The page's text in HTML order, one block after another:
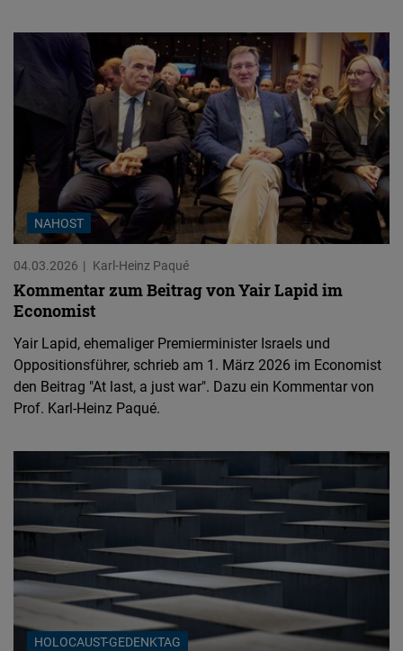
NAHOST
04.03.2026 Karl-Heinz Paqué
Kommentar zum Beitrag von Yair Lapid im
Economist
Yair Lapid, ehemaliger Premierminister Israels und
Oppositionsführer, schrieb am 1. März 2026 im Economist
den Beitrag "At last, a just war". Dazu ein Kommentar von
Prof. Karl-Heinz Paqué.
HOLOCAUST-GEDENKTAG